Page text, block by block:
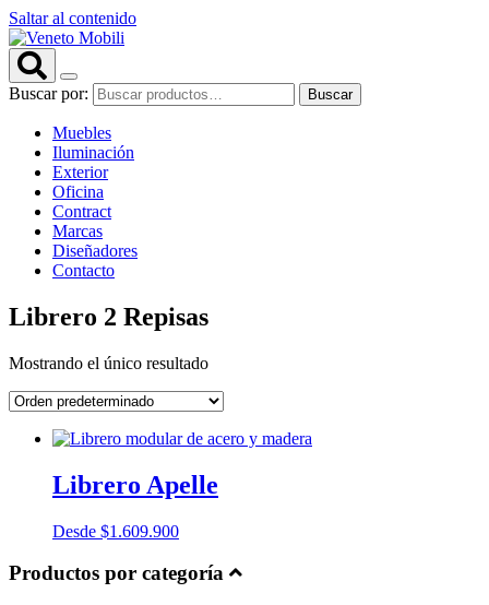
Saltar al contenido
Buscar por: Buscar
Muebles
Iluminación
Exterior
Oficina
Contract
Marcas
Diseñadores
Contacto
Librero 2 Repisas
Mostrando el único resultado
Librero Apelle
Desde $1.609.900
Productos por categoría